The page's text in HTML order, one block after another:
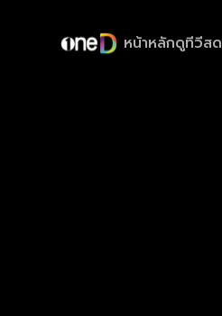
หน้าหลักดูทีวีสด